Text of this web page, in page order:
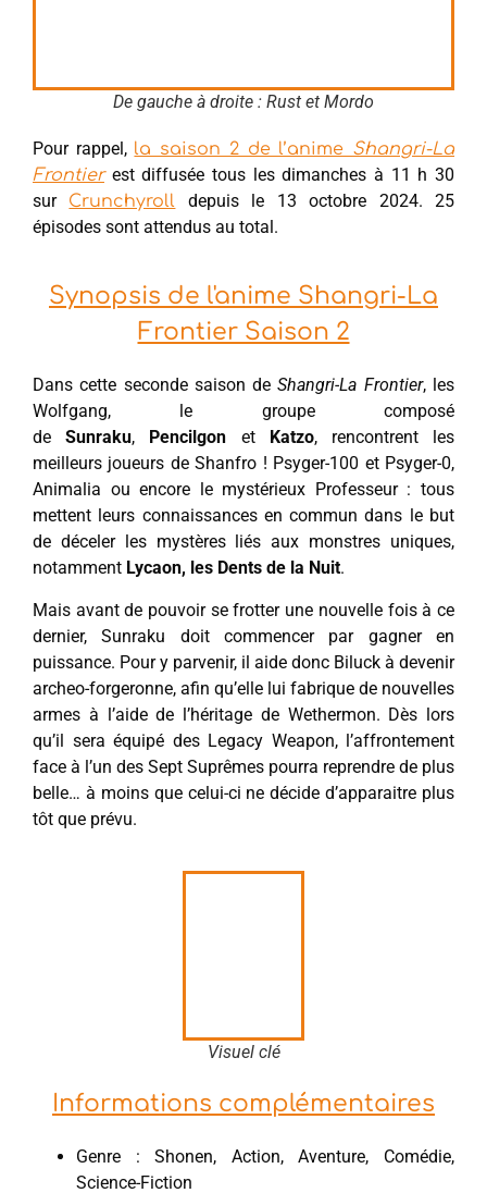
De gauche à droite : Rust et Mordo
Pour rappel, la saison 2 de l’anime Shangri-La
Frontierest diffusée tous les dimanches à 11 h 30
sur Crunchyroll depuis le 13 octobre 2024. 25
épisodes sont attendus au total.
Synopsis de l'anime Shangri-La
Frontier Saison 2
Dans cette seconde saison deShangri-La Frontier, les
Wolfgang, le groupe composé
deSunraku, Pencilgon et Katzo, rencontrent les
meilleurs joueurs de Shanfro ! Psyger-100 et Psyger-0,
Animalia ou encore le mystérieux Professeur : tous
mettent leurs connaissances en commun dans le but
de déceler les mystères liés aux monstres uniques,
notamment Lycaon, les Dents de la Nuit.
Mais avant de pouvoir se frotter une nouvelle fois à ce
dernier, Sunraku doit commencer par gagner en
puissance. Pour y parvenir, il aide donc Biluck à devenir
archeo-forgeronne, afin qu’elle lui fabrique de nouvelles
armes à l’aide de l’héritage de Wethermon. Dès lors
qu’il sera équipé des Legacy Weapon, l’affrontement
face à l’un des Sept Suprêmes pourra reprendre de plus
belle… à moins que celui-ci ne décide d’apparaitre plus
tôt que prévu.
Visuel clé
Informations complémentaires
Genre : Shonen, Action, Aventure, Comédie,
Science-Fiction